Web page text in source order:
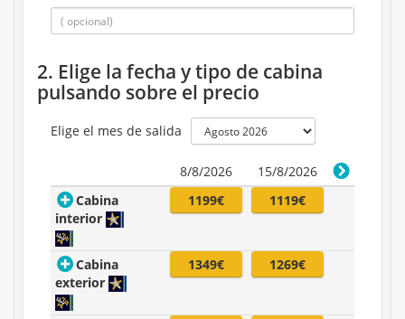
2. Elige la fecha y tipo de cabina
pulsando sobre el precio
Elige el mes de salida
8/8/2026
15/8/2026
Cabina
interior
1199€ 1119€
Cabina
exterior
1349€ 1269€